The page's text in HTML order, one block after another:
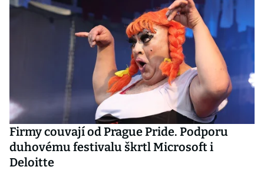
Firmy couvají od Prague Pride. Podporu
duhovému festivalu škrtl Microsoft i
Deloitte